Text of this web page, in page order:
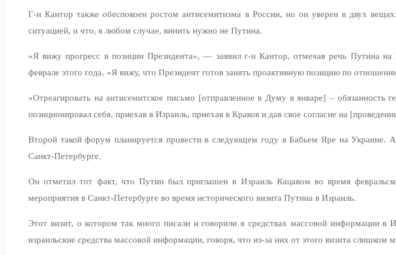
Г-н Кантор также обеспокоен ростом антисемитизма в России, но он уверен в двух
ситуацией, и что, в любом случае, винить нужно не Путина.
«Я вижу прогресс в позиции Президента», — заявил г-н Кантор, отмечая речь Путина
феврале этого года. «Я вижу, что Президент готов занять проактивную позицию по
«Отреагировать на антисемитское письмо [отправленное в Думу в январе] –
позиционировал себя, приехав в Израиль, приехав в Краков и дав свое согласие на
Второй такой форум планируется провести в следующем году в Бабьем Яре на
Санкт-Петербурге.
Он отметил тот факт, что Путин был приглашен в Израиль Кацавом во время
мероприятия в Санкт-Петербурге во время исторического визита Путина в Израиль.
Этот визит, о котором так много писали и говорили в средствах массовой информации в
израильские средства массовой информации, говоря, что из-за них от этого визита слишком